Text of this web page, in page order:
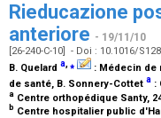
Rieducazione
anteriore - 19/11/10
[26-240-C-10] - Doi : 10.1016/
B. Quelard a,⁎ : Médecin de
de santé, B. Sonnery-Cottet a :
a Centre orthopédique Santy,
b Centre hospitalier public